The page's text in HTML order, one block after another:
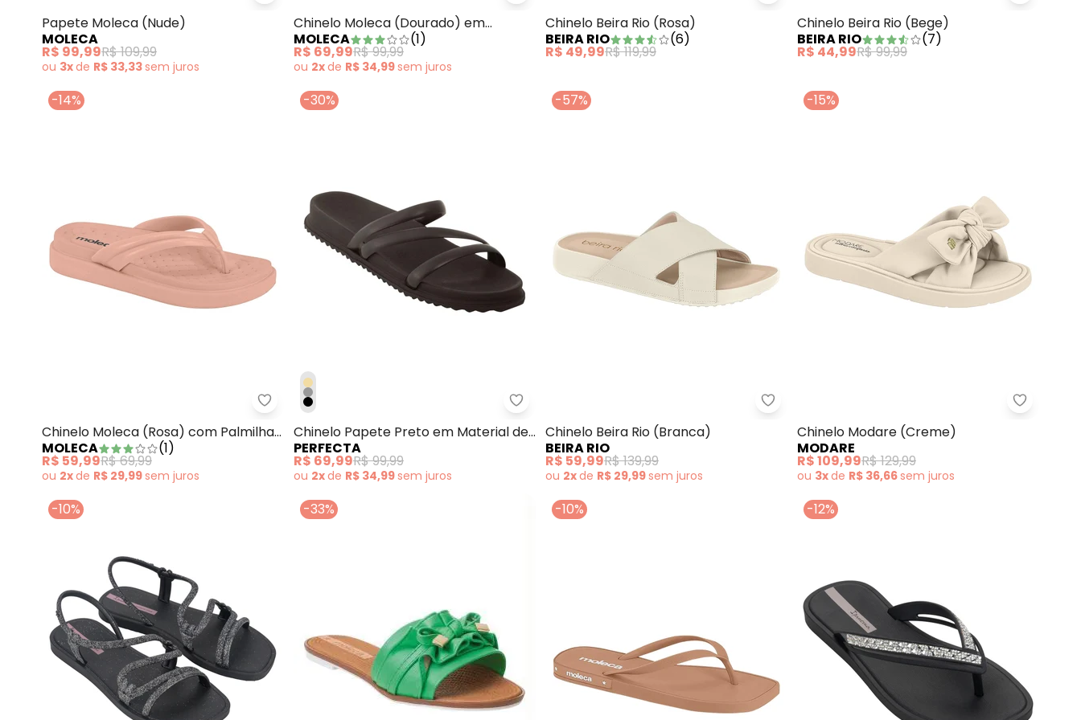
Papete Moleca (Nude)
MOLECA
R$ 99,99R$ 109,99
ou 3xde R$ 33,33sem juros
Chinelo Moleca (Dourado) em
Sintético
MOLECA (1)
R$ 69,99R$ 99,99
ou 2xde R$ 34,99sem juros
Chinelo Beira Rio (Rosa)
BEIRA RIO
(6)
R$ 49,99R$ 119,99
Chinelo Beira Rio (Bege)
BEIRA RIO
(7)
R$ 44,99R$ 99,99
-14%
Chinelo Moleca (Rosa) com Palmilha Confort
Chinelo Moleca (Rosa) com Palmilha
Confort
MOLECA (1)
R$ 59,99R$ 69,99
ou 2xde R$ 29,99sem juros
-30%
Perfecta - Chinelo Papete Preto em Material de Pvc
Chinelo Papete Preto em Material de
Pvc
PERFECTA
R$ 69,99R$ 99,99
ou 2xde R$ 34,99sem juros
-57%
Chinelo Beira Rio (Branca)
Chinelo Beira Rio (Branca)
BEIRA RIO
R$ 59,99R$ 139,99
ou 2xde R$ 29,99sem juros
-15%
Chinelo
Chinelo Modare (Creme)
MODARE
R$ 109,99R$ 129,99
ou 3xde R$ 36,66sem juros
-10% -33% -10% -12%